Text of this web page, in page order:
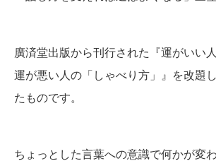
廣済堂出版から刊行された『運がいい
運が悪い人の「しゃべり方」』を改題
たものです。
ちょっとした言葉への意識で何かが変